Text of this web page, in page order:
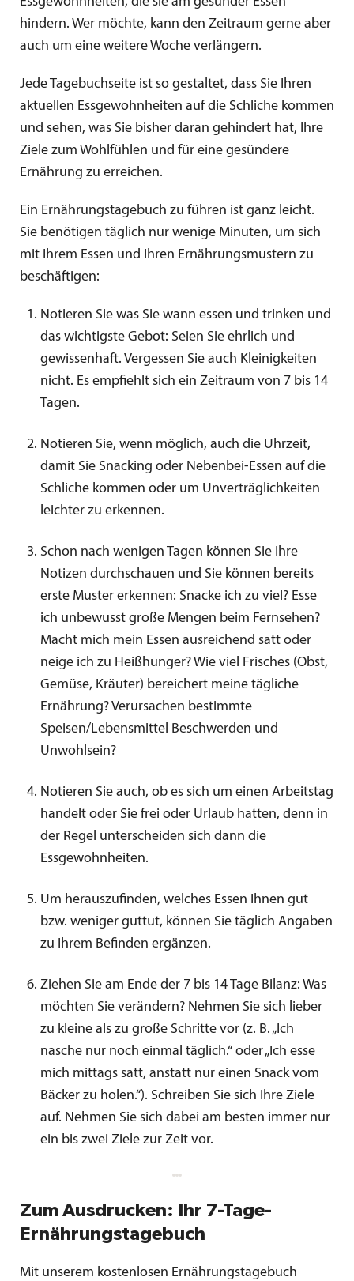
hindern. Wer möchte, kann den Zeitraum gerne aber
auch um eine weitere Woche verlängern.
Jede Tagebuchseite ist so gestaltet, dass Sie Ihren
aktuellen Essgewohnheiten auf die Schliche kommen
und sehen, was Sie bisher daran gehindert hat, Ihre
Ziele zum Wohlfühlen und für eine gesündere
Ernährung zu erreichen.
Ein Ernährungstagebuch zu führen ist ganz leicht.
Sie benötigen täglich nur wenige Minuten, um sich
mit Ihrem Essen und Ihren Ernährungsmustern zu
beschäftigen:
Notieren Sie was Sie wann essen und trinken und
das wichtigste Gebot: Seien Sie ehrlich und
gewissenhaft. Vergessen Sie auch Kleinigkeiten
nicht. Es empfiehlt sich ein Zeitraum von 7 bis 14
Tagen.
Notieren Sie, wenn möglich, auch die Uhrzeit,
damit Sie Snacking oder Nebenbei-Essen auf die
Schliche kommen oder um Unverträglichkeiten
leichter zu erkennen.
Schon nach wenigen Tagen können Sie Ihre
Notizen durchschauen und Sie können bereits
erste Muster erkennen: Snacke ich zu viel? Esse
ich unbewusst große Mengen beim Fernsehen?
Macht mich mein Essen ausreichend satt oder
neige ich zu Heißhunger? Wie viel Frisches (Obst,
Gemüse, Kräuter) bereichert meine tägliche
Ernährung? Verursachen bestimmte
Speisen/Lebensmittel Beschwerden und
Unwohlsein?
Notieren Sie auch, ob es sich um einen Arbeitstag
handelt oder Sie frei oder Urlaub hatten, denn in
der Regel unterscheiden sich dann die
Essgewohnheiten.
Um herauszufinden, welches Essen Ihnen gut
bzw. weniger guttut, können Sie täglich Angaben
zu Ihrem Befinden ergänzen.
Ziehen Sie am Ende der 7 bis 14 Tage Bilanz: Was
möchten Sie verändern? Nehmen Sie sich lieber
zu kleine als zu große Schritte vor (z. B. „Ich
nasche nur noch einmal täglich.“ oder „Ich esse
mich mittags satt, anstatt nur einen Snack vom
Bäcker zu holen.“). Schreiben Sie sich Ihre Ziele
auf. Nehmen Sie sich dabei am besten immer nur
ein bis zwei Ziele zur Zeit vor.
Zum Ausdrucken: Ihr 7-Tage-
Ernährungstagebuch
Mit unserem kostenlosen Ernährungstagebuch